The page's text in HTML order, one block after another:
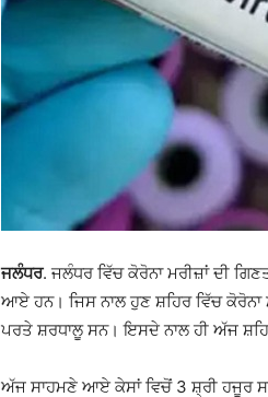
ਜਲੰਧਰ. ਜਲੰਧਰ ਵਿੱਚ ਕੋਰੋਨਾ ਮਰੀਜ਼ਾਂ ਦੀ
ਆਏ ਹਨ। ਜਿਸ ਨਾਲ ਹੁਣ ਸ਼ਹਿਰ ਵਿੱਚ ਕੋਰੋਨਾ
ਪਰਤੇ ਸ਼ਰਧਾਲੂ ਸਨ। ਇਸਦੇ ਨਾਲ ਹੀ ਅੱਜ
ਅੱਜ ਸਾਹਮਣੇ ਆਏ ਕੇਸਾਂ ਵਿਚੋਂ 3 ਸ਼੍ਰੀ ਹਜੂਰ